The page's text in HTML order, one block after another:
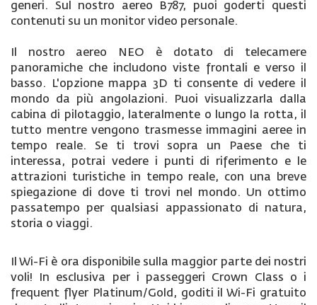
generi. Sul nostro aereo B787, puoi goderti questi
contenuti su un monitor video personale.
Il nostro aereo NEO è dotato di telecamere
panoramiche che includono viste frontali e verso il
basso. L'opzione mappa 3D ti consente di vedere il
mondo da più angolazioni. Puoi visualizzarla dalla
cabina di pilotaggio, lateralmente o lungo la rotta, il
tutto mentre vengono trasmesse immagini aeree in
tempo reale. Se ti trovi sopra un Paese che ti
interessa, potrai vedere i punti di riferimento e le
attrazioni turistiche in tempo reale, con una breve
spiegazione di dove ti trovi nel mondo. Un ottimo
passatempo per qualsiasi appassionato di natura,
storia o viaggi.
Il Wi-Fi è ora disponibile sulla maggior parte dei nostri
voli! In esclusiva per i passeggeri Crown Class o i
frequent flyer Platinum/Gold, goditi il Wi-Fi gratuito